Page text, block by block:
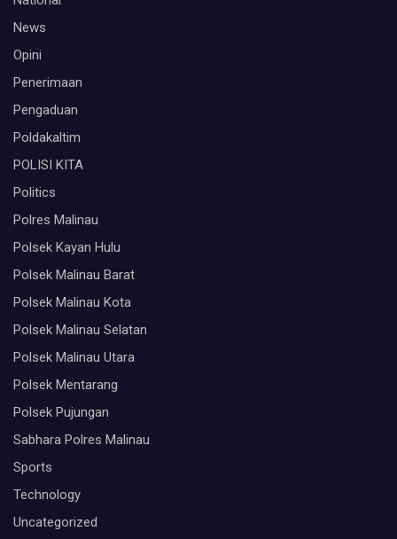
News
Opini
Penerimaan
Pengaduan
Poldakaltim
POLISI KITA
Politics
Polres Malinau
Polsek Kayan Hulu
Polsek Malinau Barat
Polsek Malinau Kota
Polsek Malinau Selatan
Polsek Malinau Utara
Polsek Mentarang
Polsek Pujungan
Sabhara Polres Malinau
Sports
Technology
Uncategorized